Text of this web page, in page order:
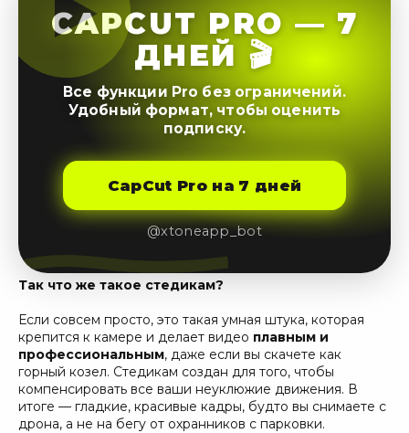
CAPCUT PRO — 7
ДНЕЙ 🎬
Все функции Pro без ограничений.
Удобный формат, чтобы оценить
подписку.
CapCut Pro на 7 дней
@xtoneapp_bot
Так что же такое стедикам?
Если совсем просто, это такая умная штука, которая
крепится к камере и делает видео плавным и
профессиональным, даже если вы скачете как
горный козел. Стедикам создан для того, чтобы
компенсировать все ваши неуклюжие движения. В
итоге — гладкие, красивые кадры, будто вы снимаете с
дрона, а не на бегу от охранников с парковки.